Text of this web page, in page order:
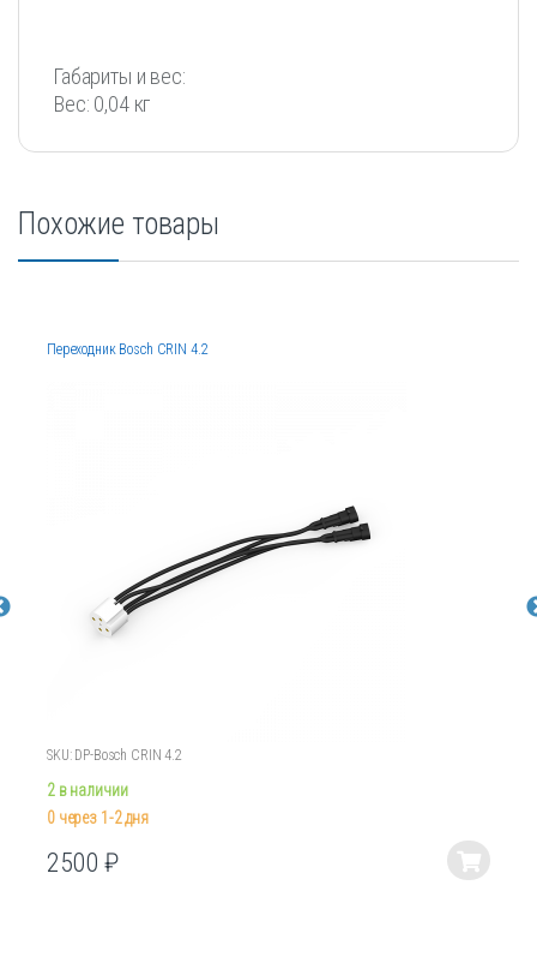
Габариты и вес:
Вес: 0,04 кг
Похожие товары
Переходник Bosch CRIN 4.2
SKU: DP-Bosch CRIN 4.2
2 в наличии
0 через 1-2 дня
2500₽
Этот